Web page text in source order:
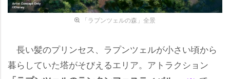
「ラプンツェルの森」全景
長い髪のプリンセス、ラプンツェルが小さい頃から
暮らしていた塔がそびえるエリア。アトラクション